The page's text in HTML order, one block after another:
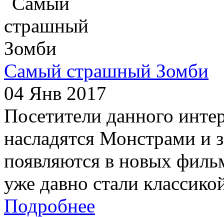
Самый страшный Зомби
04 Янв 2017
Посетители данного
насладятся Монстрами и
появляются в новых
уже давно стали
Подробнее